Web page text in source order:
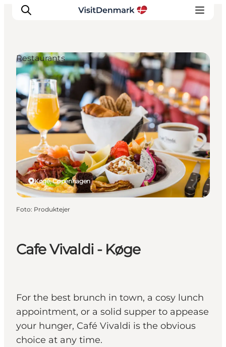
Inspiration
Resmål
Aktiviteter
Övernatta
Planera resan
Cafe Vivaldi - Køge
For the best brunch in town, a cosy lunch
appointment, or a solid supper to appease
your hunger, Café Vivaldi is the obvious
choice at any time.
Køge, Copenhagen
Restaurants
Foto: Produktejer